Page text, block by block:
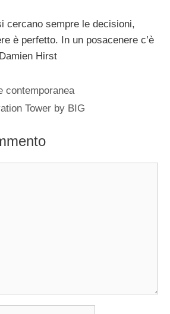
cercano sempre le decisioni,
è perfetto. In un posacenere c’è
Hirst
contemporanea
Tower by BIG